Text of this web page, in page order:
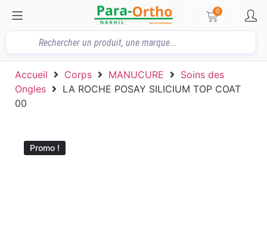
0
Accueil Corps MANUCURE
Soins des
Ongles
LA ROCHE POSAY SILICIUM TOP COAT
00
Promo !